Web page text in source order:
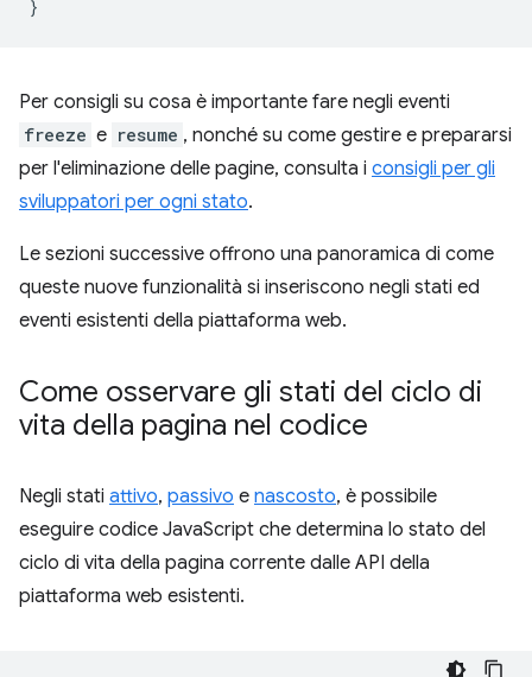
}
Per consigli su cosa è importante fare negli eventi
freeze e resume , nonché su come gestire e prepararsi
per l'eliminazione delle pagine, consulta i consigli per gli
sviluppatori per ogni stato.
Le sezioni successive offrono una panoramica di come
queste nuove funzionalità si inseriscono negli stati ed
eventi esistenti della piattaforma web.
Come osservare gli stati del ciclo di
vita della pagina nel codice
Negli stati attivo, passivo e nascosto, è possibile
eseguire codice JavaScript che determina lo stato del
ciclo di vita della pagina corrente dalle API della
piattaforma web esistenti.